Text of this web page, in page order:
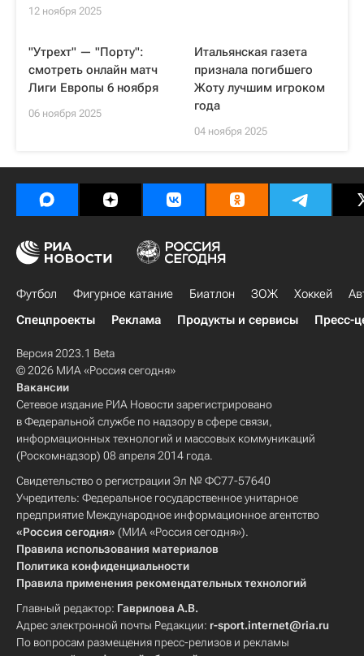
12 ноября 2025
"Утрехт" — "Порту":
смотреть онлайн матч
Лиги Европы 6 ноября
06 ноября 2025
Итальянская газета
признала погибшего
Жоту лучшим игроком
года
04 ноября 2025
Футбол Фигурное катание Биатлон ЗОЖ Хоккей
Спецпроекты
Реклама Продукты и сервисы Пресс-
Версия 2023.1 Beta
© 2026 МИА «Россия сегодня»
Вакансии
Сетевое издание РИА Новости зарегистрировано
в Федеральной службе по надзору в сфере связи,
информационных технологий и массовых коммуникаций
(Роскомнадзор) 08 апреля 2014 года.
Свидетельство о регистрации Эл № ФС77-57640
Учредитель: Федеральное государственное унитарное
предприятие Международное информационное агентство
«Россия сегодня» (МИА «Россия сегодня»).
Правила использования материалов
Политика конфиденциальности
Правила применения рекомендательных технологий
Главный редактор: Гаврилова А.В.
Адрес электронной почты Редакции: r-sport.internet@ria.ru
По вопросам размещения пресс-релизов и рекламы